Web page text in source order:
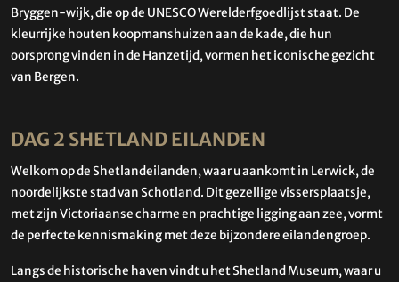
Bryggen-wijk, die op de UNESCO Werelderfgoedlijst staat. De
kleurrijke houten koopmanshuizen aan de kade, die hun
oorsprong vinden in de Hanzetijd, vormen het iconische gezicht
van Bergen.
DAG 2 SHETLAND EILANDEN
Welkom op de Shetlandeilanden, waar u aankomt in Lerwick, de
noordelijkste stad van Schotland. Dit gezellige vissersplaatsje,
met zijn Victoriaanse charme en prachtige ligging aan zee, vormt
de perfecte kennismaking met deze bijzondere eilandengroep.
Langs de historische haven vindt u het Shetland Museum, waar u